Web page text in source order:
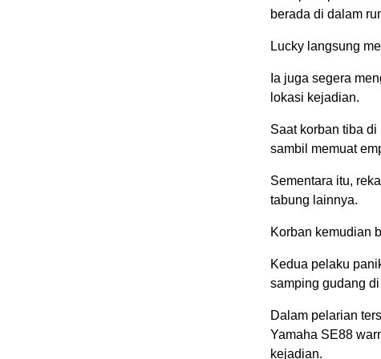
berada di dalam
Lucky langsung
Ia juga segera
lokasi kejadian.
Saat korban tiba
sambil memuat
Sementara itu,
tabung lainnya.
Korban kemudian
Kedua pelaku
samping gudang
Dalam pelarian
Yamaha SE88
kejadian.